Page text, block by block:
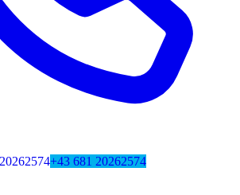
+43 681 20262574